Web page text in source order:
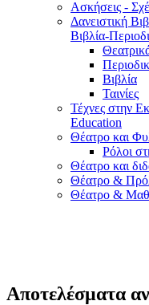
Ασκήσεις -
Δανειστική
Βιβλία-
Βιβλία
Ταινίες
Τέχνες στην
Education
Θέατρο και
Ρόλοι
Θέατρο και
Θέατρο &
Θέατρο &
Αποτελέσματα